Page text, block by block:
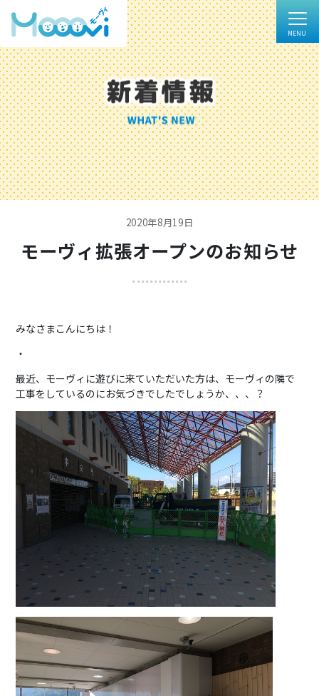
2020年8月19日
モーヴィ拡張オープンのお知らせ
みなさまこんにちは！
・
最近、モーヴィに遊びに来ていただいた方は、モーヴィの隣で
工事をしているのにお気づきでしたでしょうか、、、？